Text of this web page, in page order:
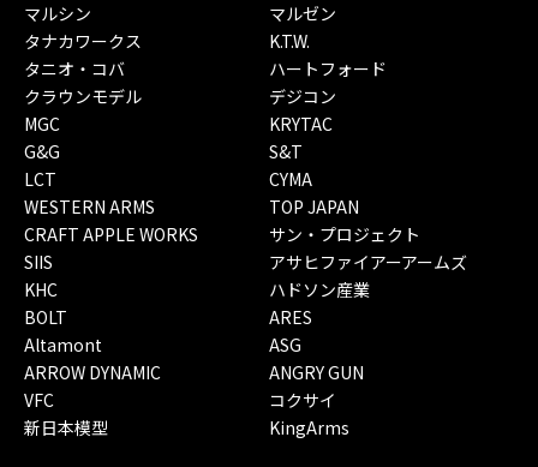
マルシン
マルゼン
タナカワークス
K.T.W.
タニオ・コバ
ハートフォード
クラウンモデル
デジコン
MGC
KRYTAC
G&G
S&T
LCT
CYMA
WESTERN ARMS
TOP JAPAN
CRAFT APPLE WORKS
サン・プロジェクト
SIIS
アサヒファイアーアームズ
KHC
ハドソン産業
BOLT
ARES
Altamont
ASG
ARROW DYNAMIC
ANGRY GUN
VFC
コクサイ
新日本模型
KingArms